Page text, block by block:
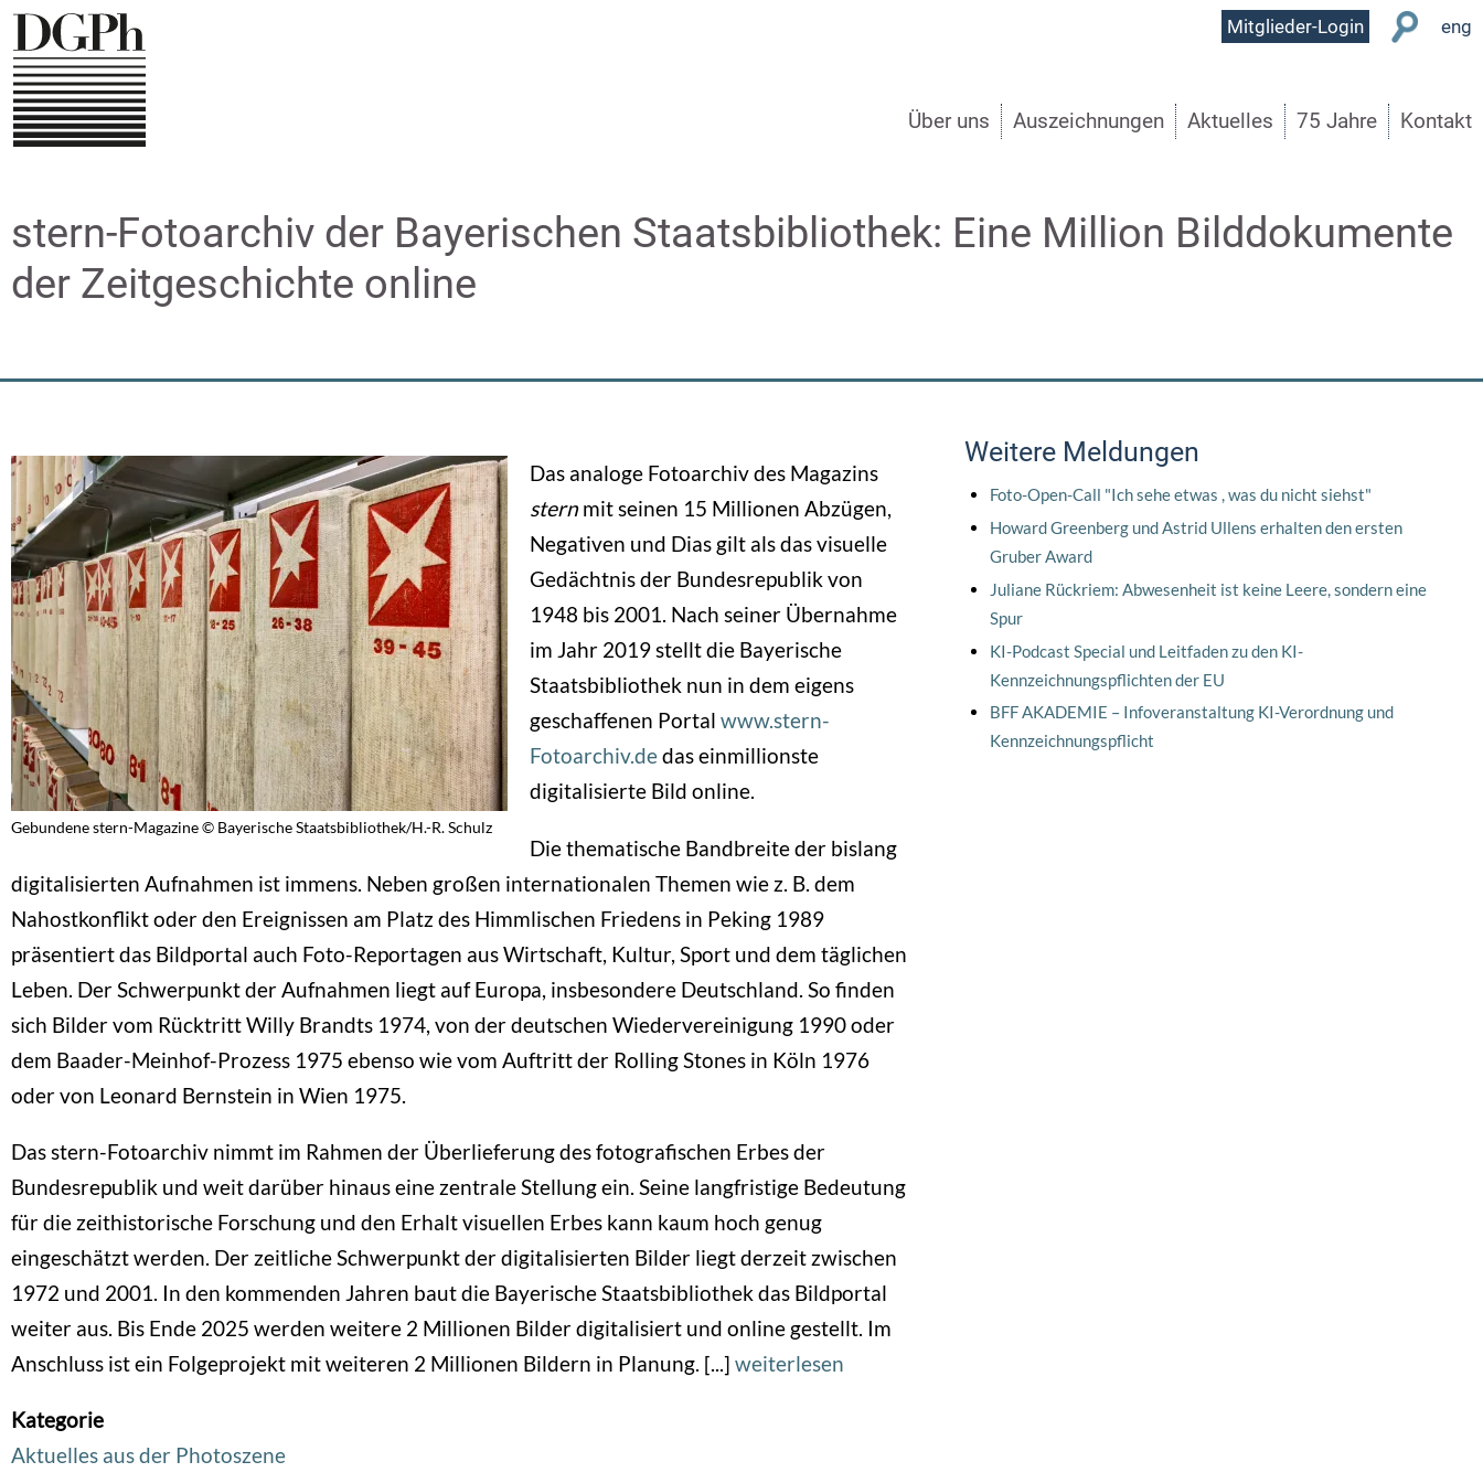
Direkt
zum
Inhalt
User
Mitglieder-Login eng
Über uns Auszeichnungen Aktuelles 75 Jahre Kontakt
stern-Fotoarchiv der Bayerischen Staatsbibliothek: Eine Million Bilddokumente
der Zeitgeschichte online
Gebundene stern-Magazine © Bayerische Staatsbibliothek/H.-R. Schulz
Das analoge Fotoarchiv des Magazins
sternmit seinen 15 Millionen Abzügen,
Negativen und Dias gilt als das visuelle
Gedächtnis der Bundesrepublik von
1948 bis 2001. Nach seiner Übernahme
im Jahr 2019 stellt die Bayerische
Staatsbibliothek nun in dem eigens
geschaffenen Portal www.stern-
Fotoarchiv.dedas einmillionste
digitalisierte Bild online.
Die thematische Bandbreite der bislang
digitalisierten Aufnahmen ist immens. Neben großen internationalen Themen wie z. B. dem
Nahostkonflikt oder den Ereignissen am Platz des Himmlischen Friedens in Peking 1989
präsentiert das Bildportal auch Foto-Reportagen aus Wirtschaft, Kultur, Sport und dem täglichen
Leben. Der Schwerpunkt der Aufnahmen liegt auf Europa, insbesondere Deutschland. So finden
sich Bilder vom Rücktritt Willy Brandts 1974, von der deutschen Wiedervereinigung 1990 oder
dem Baader-Meinhof-Prozess 1975 ebenso wie vom Auftritt der Rolling Stones in Köln 1976
oder von Leonard Bernstein in Wien 1975.
Das stern-Fotoarchiv nimmt im Rahmen der Überlieferung des fotografischen Erbes der
Bundesrepublik und weit darüber hinaus eine zentrale Stellung ein. Seine langfristige Bedeutung
für die zeithistorische Forschung und den Erhalt visuellen Erbes kann kaum hoch genug
eingeschätzt werden. Der zeitliche Schwerpunkt der digitalisierten Bilder liegt derzeit zwischen
1972 und 2001. In den kommenden Jahren baut die Bayerische Staatsbibliothek das Bildportal
weiter aus. Bis Ende 2025 werden weitere 2 Millionen Bilder digitalisiert und online gestellt. Im
Anschluss ist ein Folgeprojekt mit weiteren 2 Millionen Bildern in Planung. [...] weiterlesen
Kategorie
Aktuelles aus der Photoszene
Weitere Meldungen
Foto-Open-Call "Ich sehe etwas , was du nicht siehst"
Howard Greenberg und Astrid Ullens erhalten den ersten
Gruber Award
Juliane Rückriem: Abwesenheit ist keine Leere, sondern eine
Spur
KI-Podcast Special und Leitfaden zu den KI-
Kennzeichnungspflichten der EU
BFF AKADEMIE – Infoveranstaltung KI-Verordnung und
Kennzeichnungspflicht